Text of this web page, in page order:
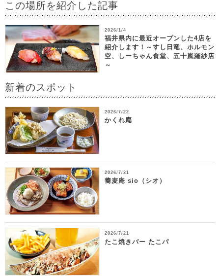
この場所を紹介した記事
2026/1/4
福井県内に最近オープンした4店を
紹介します！～すし日竜、ホルモン
空、しーちゃん食堂、五十嵐羅紗店
～
新着のスポット
2026/7/22
かくれ庵
2026/7/21
蕎麦庵 sio（シオ）
2026/7/21
たこ焼きバー たこパ